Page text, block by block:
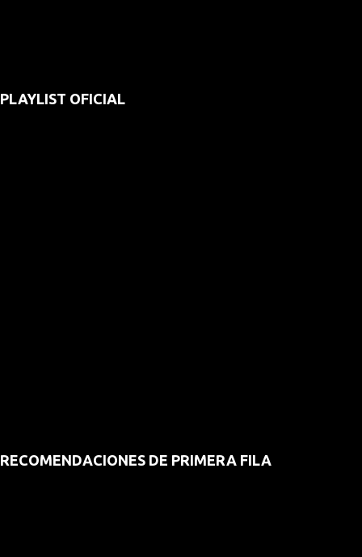
PLAYLIST OFICIAL
RECOMENDACIONES DE PRIMERA FILA